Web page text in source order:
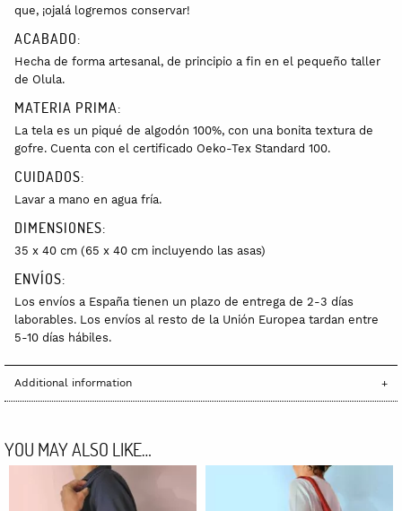
que, ¡ojalá logremos conservar!
ACABADO:
Hecha de forma artesanal, de principio a fin en el pequeño taller
de Olula.
MATERIA PRIMA:
La tela es un piqué de algodón 100%, con una bonita textura de
gofre. Cuenta con el certificado Oeko-Tex Standard 100.
CUIDADOS:
Lavar a mano en agua fría.
DIMENSIONES:
35 x 40 cm (65 x 40 cm incluyendo las asas)
ENVÍOS:
Los envíos a España tienen un plazo de entrega de 2-3 días
laborables. Los envíos al resto de la Unión Europea tardan entre
5-10 días hábiles.
Additional information
YOU MAY ALSO LIKE…